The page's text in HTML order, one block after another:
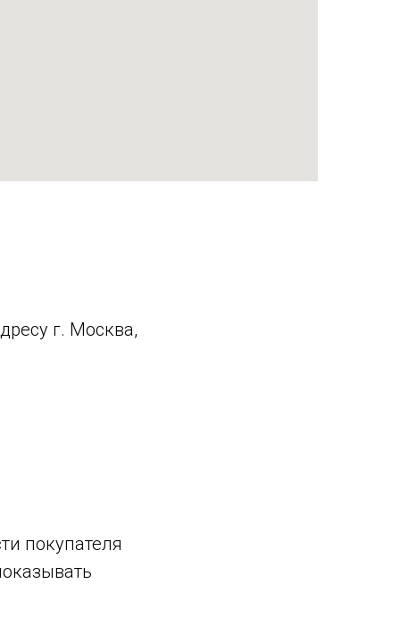
г. Москва,
покупателя